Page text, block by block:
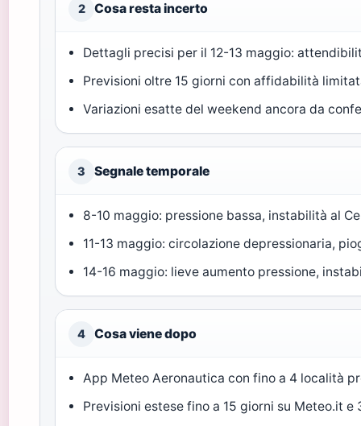
2 Cosa resta incerto
Dettagli precisi per il 12-13 maggio:
Previsioni oltre 15 giorni con affidabilità
Variazioni esatte del weekend ancora da
3 Segnale temporale
8-10 maggio: pressione bassa, instabilità al
11-13 maggio: circolazione depressionaria,
14-16 maggio: lieve aumento pressione,
4 Cosa viene dopo
App Meteo Aeronautica con fino a 4 località
Previsioni estese fino a 15 giorni su Meteo.it e